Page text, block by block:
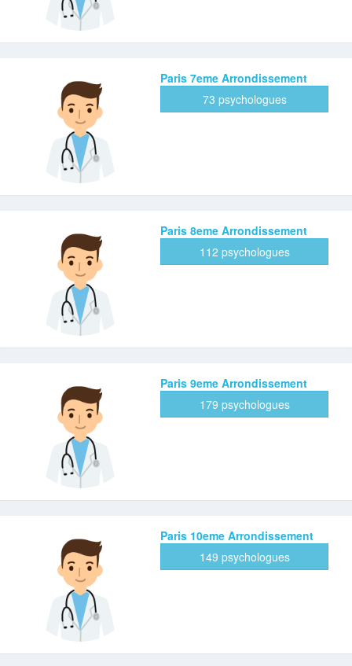
Paris 7eme Arrondissement
73 psychologues
Paris 8eme Arrondissement
112 psychologues
Paris 9eme Arrondissement
179 psychologues
Paris 10eme Arrondissement
149 psychologues